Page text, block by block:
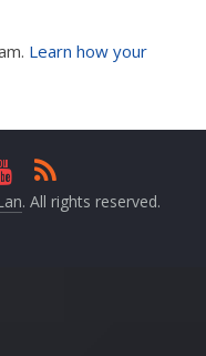
Learn how your
. All rights reserved.